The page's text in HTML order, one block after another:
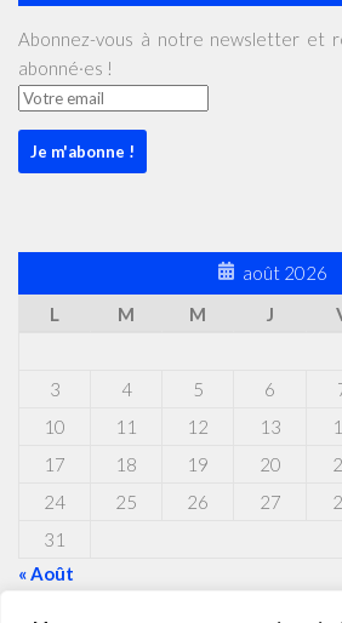
Abonnez-vous à notre newsletter et
abonné·es !
août 2026
L
M M J
3
4 5 6
10
11 12 13
17
18 19 20
24
25 26 27
31
« Août